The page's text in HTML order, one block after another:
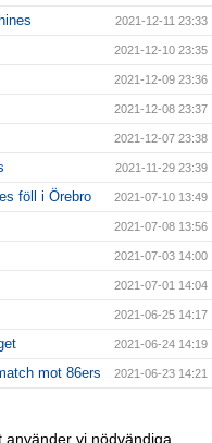
2021-12-11 23:33
2021-12-10 23:35
2021-12-09 23:36
2021-12-08 23:37
2021-12-07 23:38
2021-11-29 23:39
föll i Örebro 2021-07-10 13:49
2021-07-08 13:56
2021-07-03 14:00
2021-07-01 14:04
2021-06-25 14:17
2021-06-24 14:19
mot 86ers 2021-06-23 14:21
2021-06-17 14:25
vi nödvändiga